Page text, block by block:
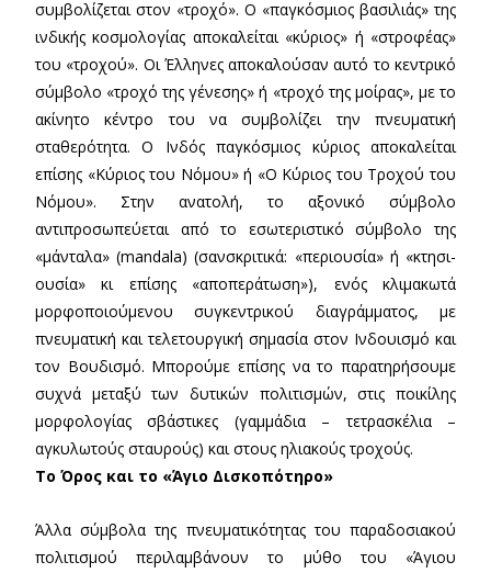
συμβολίζεται στον «τροχό». Ο «παγκόσμιος βασιλιάς» της
ινδικής κοσμολογίας αποκαλείται «κύριος» ή «στροφέας»
του «τροχού». Οι Έλληνες αποκαλούσαν αυτό το κεντρικό
σύμβολο «τροχό της γένεσης» ή «τροχό της μοίρας», με το
ακίνητο κέντρο του να συμβολίζει την πνευματική
σταθερότητα. Ο Ινδός παγκόσμιος κύριος αποκαλείται
επίσης «Κύριος του Νόμου» ή «Ο Κύριος του Τροχού του
Νόμου». Στην ανατολή, το αξονικό σύμβολο
αντιπροσωπεύεται από το εσωτεριστικό σύμβολο της
«μάνταλα» (mandala) (σανσκριτικά: «περιουσία» ή «κτησι-
ουσία» κι επίσης «αποπεράτωση»), ενός κλιμακωτά
μορφοποιούμενου συγκεντρικού διαγράμματος, με
πνευματική και τελετουργική σημασία στον Ινδουισμό και
τον Βουδισμό. Μπορούμε επίσης να το παρατηρήσουμε
συχνά μεταξύ των δυτικών πολιτισμών, στις ποικίλης
μορφολογίας σβάστικες (γαμμάδια – τετρασκέλια –
αγκυλωτούς σταυρούς) και στους ηλιακούς τροχούς.
Το Όρος και το «Άγιο Δισκοπότηρο»
Άλλα σύμβολα της πνευματικότητας του παραδοσιακού
πολιτισμού περιλαμβάνουν το μύθο του «Άγιου